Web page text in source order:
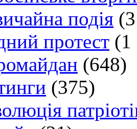
подія
протест (1
(648)
(375)